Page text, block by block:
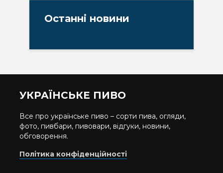
Останні новини
УКРАЇНСЬКЕ ПИВО
Все про українське пиво – сорти пива, огляди,
фото, пивбари, пивовари, відгуки, новини,
обговорення.
Політика конфіденційності